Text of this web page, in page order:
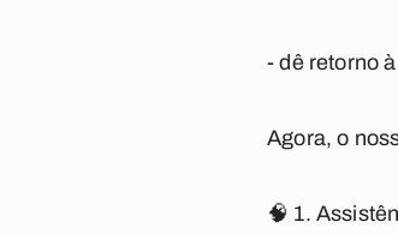
- dê retorno
Agora, o
🧠 1.